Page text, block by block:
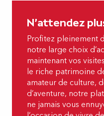
N'attendez
Profitez pleinement
notre large choix
maintenant vos
le riche patrimoine
amateur de culture,
d’aventure, notre
ne jamais vous